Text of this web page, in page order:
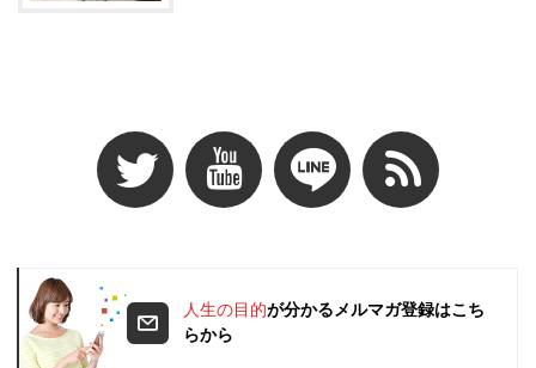
人生の目的が分かるメルマガ登録はこち
らから